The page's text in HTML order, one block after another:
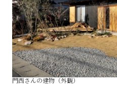
門西さんの建物（外観）